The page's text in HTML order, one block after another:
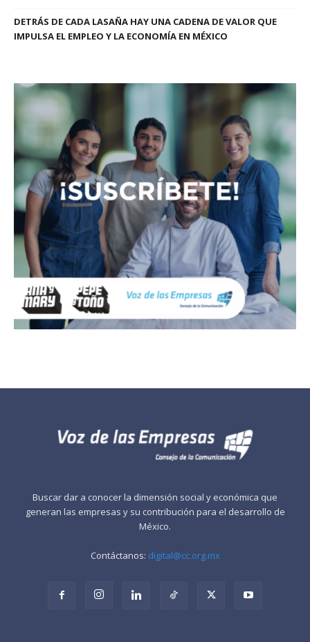
DETRÁS DE CADA LASAÑA HAY UNA CADENA DE VALOR QUE
IMPULSA EL EMPLEO Y LA ECONOMÍA EN MÉXICO
Buscar dar a conocer la dimensión social y económica que
generan las empresas y su contribución para el desarrollo de
México.
Contáctanos: digital@cc.org.mx